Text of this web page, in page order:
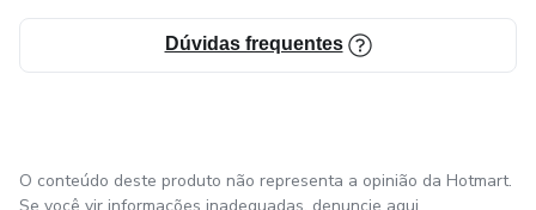
Dúvidas frequentes
O conteúdo deste produto não representa a opinião da Hotmart.